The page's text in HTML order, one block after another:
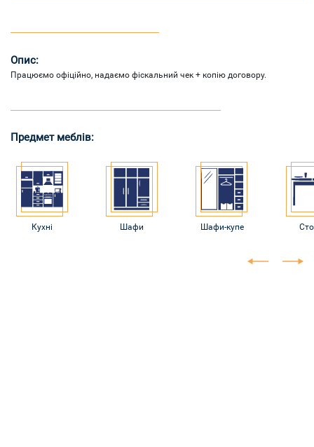
Опис:
Працюємо офіційно, надаємо фіскальний чек + копію договору.
Предмет меблів:
Кухні Шафи Шафи-купе